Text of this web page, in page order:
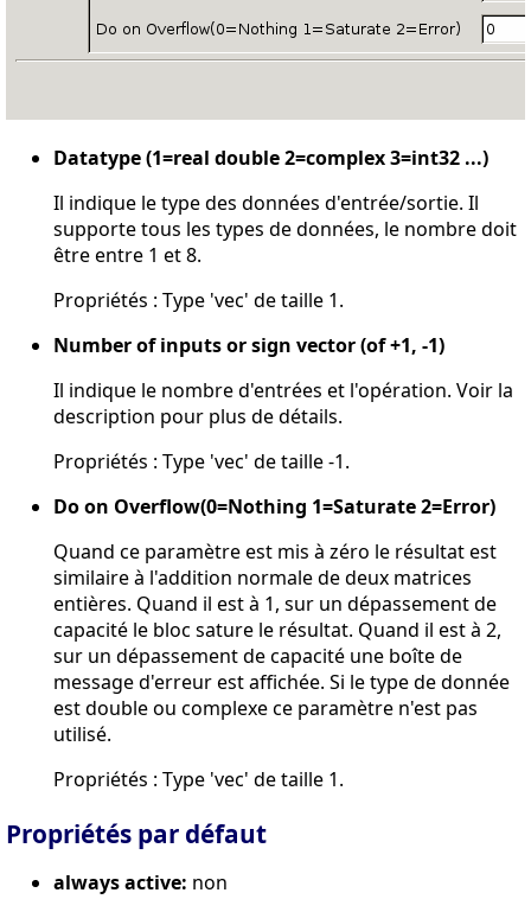
Datatype (1=real double 2=complex 3=int32 ...)
Il indique le type des données d'entrée/sortie. Il
supporte tous les types de données, le nombre doit
être entre 1 et 8.
Propriétés : Type 'vec' de taille 1.
Number of inputs or sign vector (of +1, -1)
Il indique le nombre d'entrées et l'opération. Voir la
description pour plus de détails.
Propriétés : Type 'vec' de taille -1.
Do on Overflow(0=Nothing 1=Saturate 2=Error)
Quand ce paramètre est mis à zéro le résultat est
similaire à l'addition normale de deux matrices
entières. Quand il est à 1, sur un dépassement de
capacité le bloc sature le résultat. Quand il est à 2,
sur un dépassement de capacité une boîte de
message d'erreur est affichée. Si le type de donnée
est double ou complexe ce paramètre n'est pas
utilisé.
Propriétés : Type 'vec' de taille 1.
Propriétés par défaut
always active: non